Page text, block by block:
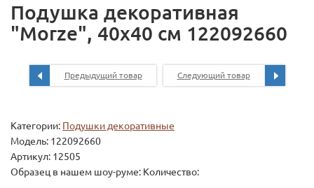
Подушка декоративная
"Morze", 40х40 см 122092660
Предыдущий товар Следующий товар
Категории: Подушки декоративные
Модель: 122092660
Артикул: 12505
Образец в нашем шоу-руме: Количество: